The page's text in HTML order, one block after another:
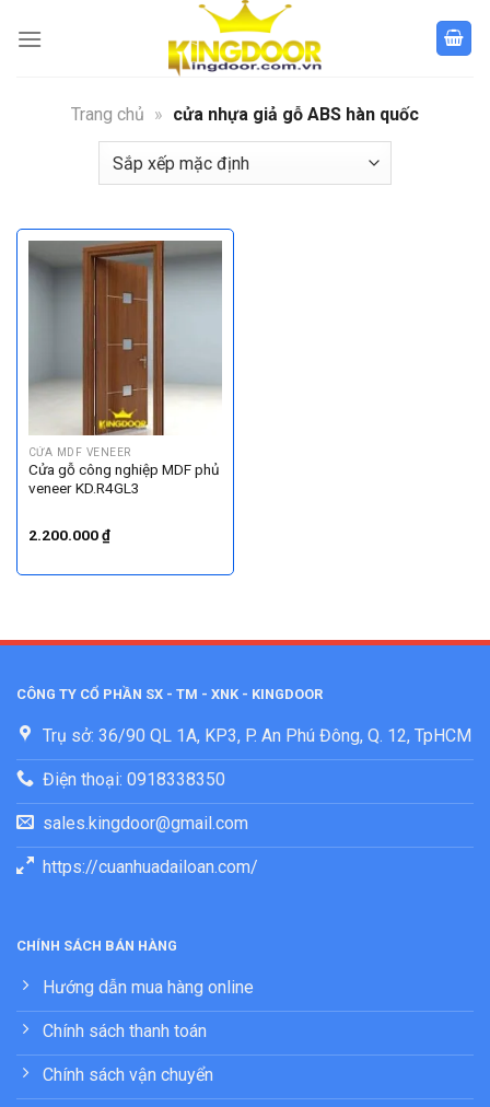
qua
Trang chủ » cửa nhựa giả gỗ ABS hàn quốc
CỬA MDF VENEER
Cửa gỗ công nghiệp MDF phủ
veneer KD.R4GL3
2.200.000₫
CÔNG TY CỔ PHẦN SX - TM - XNK - KINGDOOR
Trụ sở: 36/90 QL 1A, KP3, P. An Phú Đông, Q. 12, TpHCM
Điện thoại: 0918338350
sales.kingdoor@gmail.com
https://cuanhuadailoan.com/
CHÍNH SÁCH BÁN HÀNG
Hướng dẫn mua hàng online
Chính sách thanh toán
Chính sách vận chuyển